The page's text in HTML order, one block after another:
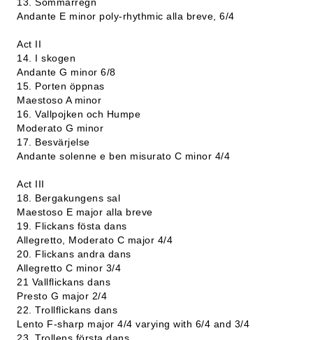
Andante E minor poly-rhythmic alla breve, 6/4
Act II
14. I skogen
Andante G minor 6/8
15. Porten öppnas
Maestoso A minor
16. Vallpojken och Humpe
Moderato G minor
17. Besvärjelse
Andante solenne e ben misurato C minor 4/4
Act III
18. Bergakungens sal
Maestoso E major alla breve
19. Flickans fösta dans
Allegretto, Moderato C major 4/4
20. Flickans andra dans
Allegretto C minor 3/4
21 Vallflickans dans
Presto G major 2/4
22. Trollflickans dans
Lento F-sharp major 4/4 varying with 6/4 and 3/4